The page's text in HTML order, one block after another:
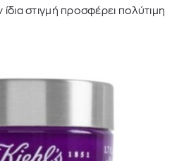
στιγμή προσφέρει πολύτιμη